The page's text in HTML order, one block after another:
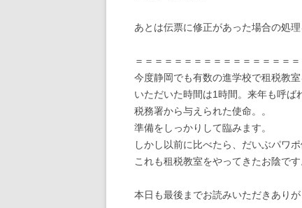
あとは伝票に修正があった場合の処理
＝＝＝＝＝＝＝＝＝＝＝＝＝＝＝＝
今度静岡でも有数の進学校で租税教室
いただいた時間は1時間。来年も呼ば
税務署から与えられた使命。。
準備をしっかりして臨みます。
しかし以前に比べたら、だいぶパワ
これも租税教室をやってきたお陰です
本日も最後までお読みいただきありが